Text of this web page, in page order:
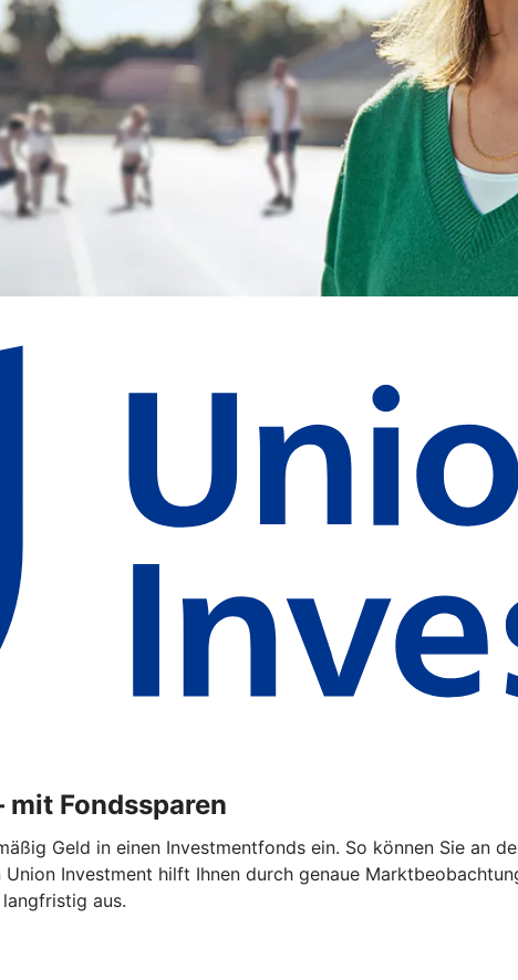
Fondssparen
Geld in einen Investmentfonds ein. So können Sie an
Investment hilft Ihnen durch genaue
aus.